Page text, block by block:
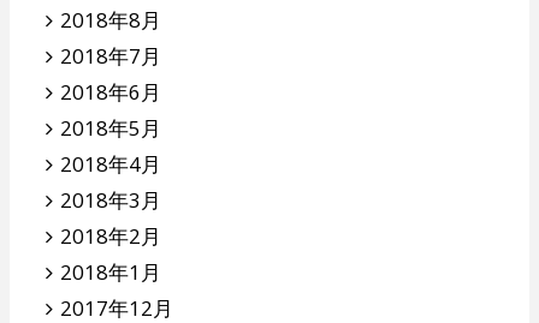
2018年8月
2018年7月
2018年6月
2018年5月
2018年4月
2018年3月
2018年2月
2018年1月
2017年12月